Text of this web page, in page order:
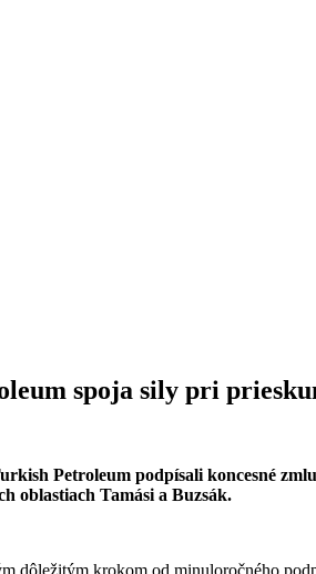
spoja sily pri
Petroleum podpísali koncesné
oblastiach Tamási a Buzsák.
dôležitým krokom od minuloročného